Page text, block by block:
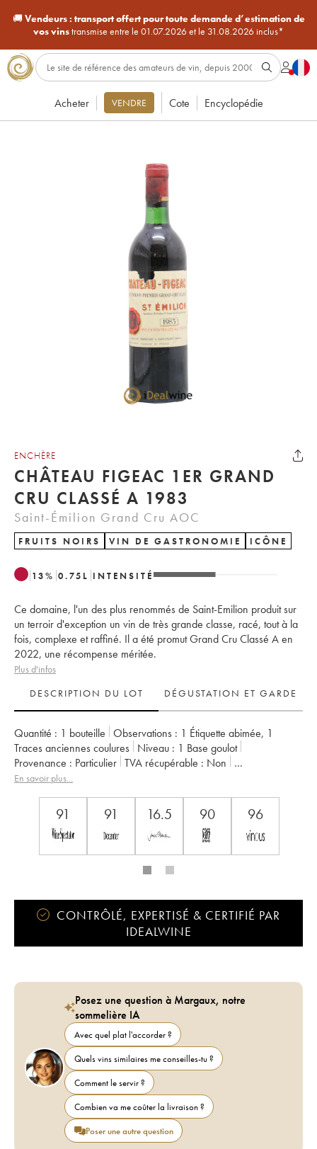
🚚Vendeurs : transport offert pour toute demande d’estimation de
vos vinstransmise entre le 01.07.2026 et le 31.08.2026 inclus*
Acheter VENDRE Cote Encyclopédie
ENCHÈRE
CHÂTEAU FIGEAC 1ER GRAND
CRU CLASSÉ A 1983
Saint-Émilion Grand Cru AOC
FRUITS NOIRS VIN DE GASTRONOMIE ICÔNE
13% 0.75 L INTENSITÉ
Ce domaine, l'un des plus renommés de Saint-Emilion produit sur
un terroir d'exception un vin de très grande classe, racé, tout à la
fois, complexe et raffiné. Il a été promut Grand Cru Classé A en
2022, une récompense méritée.
Plus d'infos
DESCRIPTION DU LOT
DÉGUSTATION ET GARDE
Quantité : 1 bouteille Observations : 1 Étiquette abimée, 1
Traces anciennes coulures
Niveau : 1 Base goulot
Provenance : particulier TVA récupérable :
non
Région :
Bordeaux
Propriétaire :
Famille Manoncourt
En savoir plus...
91 91 16.5 90 96
CONTRÔLÉ, EXPERTISÉ & CERTIFIÉ PAR
IDEALWINE
Posez une question à Margaux, notre
sommelière IA
Avec quel plat l'accorder ?
Quels vins similaires me conseilles-tu ?
Comment le servir ?
Combien va me coûter la livraison ?
Poser une autre question